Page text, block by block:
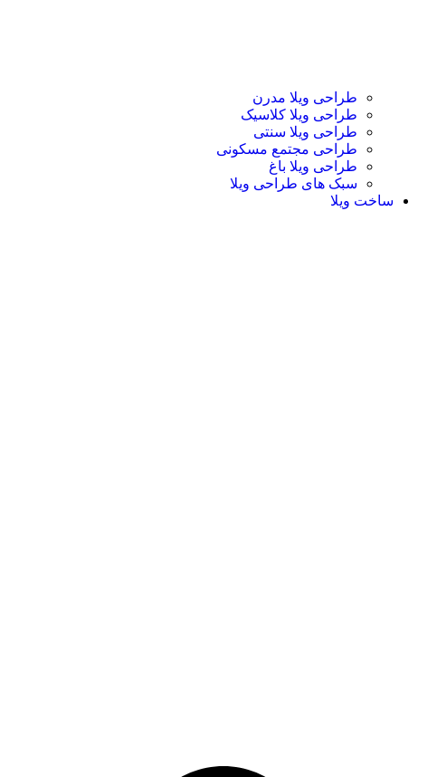
طراحی ویلا مدرن
طراحی ویلا کلاسیک
طراحی ویلا سنتی
طراحی مجتمع مسکونی
طراحی ویلا باغ
سبک های طراحی ویلا
ساخت ویلا